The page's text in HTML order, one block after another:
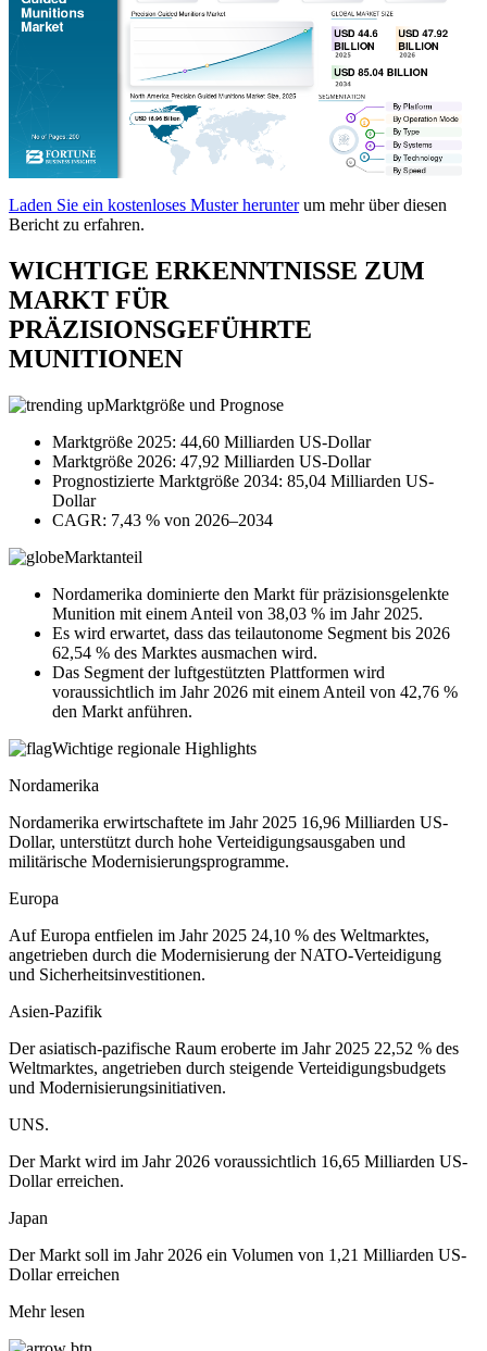
Laden Sie ein kostenloses Muster herunterum mehr über diesen
Bericht zu erfahren.
WICHTIGE ERKENNTNISSE ZUM
MARKT FÜR
PRÄZISIONSGEFÜHRTE
MUNITIONEN
Marktgröße und Prognose
Marktgröße 2025: 44,60 Milliarden US-Dollar
Marktgröße 2026: 47,92 Milliarden US-Dollar
Prognostizierte Marktgröße 2034: 85,04 Milliarden US-
Dollar
CAGR: 7,43 % von 2026–2034
Marktanteil
Nordamerika dominierte den Markt für präzisionsgelenkte
Munition mit einem Anteil von 38,03 % im Jahr 2025.
Es wird erwartet, dass das teilautonome Segment bis 2026
62,54 % des Marktes ausmachen wird.
Das Segment der luftgestützten Plattformen wird
voraussichtlich im Jahr 2026 mit einem Anteil von 42,76 %
den Markt anführen.
Wichtige regionale Highlights
Nordamerika
Nordamerika erwirtschaftete im Jahr 2025 16,96 Milliarden US-
Dollar, unterstützt durch hohe Verteidigungsausgaben und
militärische Modernisierungsprogramme.
Europa
Auf Europa entfielen im Jahr 2025 24,10 % des Weltmarktes,
angetrieben durch die Modernisierung der NATO-Verteidigung
und Sicherheitsinvestitionen.
Asien-Pazifik
Der asiatisch-pazifische Raum eroberte im Jahr 2025 22,52 % des
Weltmarktes, angetrieben durch steigende Verteidigungsbudgets
und Modernisierungsinitiativen.
UNS.
Der Markt wird im Jahr 2026 voraussichtlich 16,65 Milliarden US-
Dollar erreichen.
Japan
Der Markt soll im Jahr 2026 ein Volumen von 1,21 Milliarden US-
Dollar erreichen
Mehr lesen